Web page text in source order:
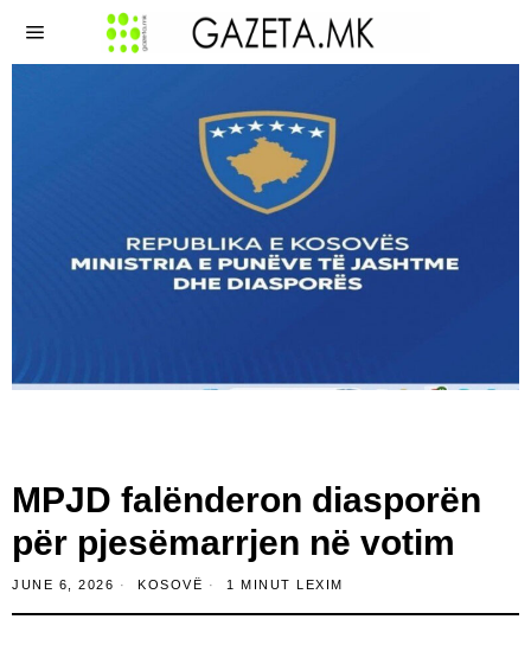
MPJD falënderon diasporën
për pjesëmarrjen në votim
JUNE 6, 2026 KOSOVË 1 MINUT LEXIM